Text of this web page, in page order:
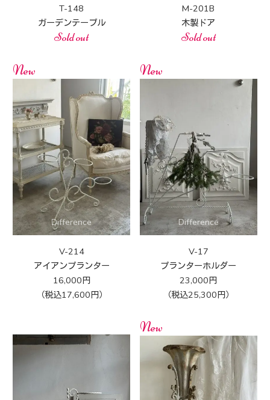
T-148
ガーデンテーブル
Sold out
M-201B
木製ドア
Sold out
New
V-214
アイアンプランター
16,000円
（税込17,600円）
New
V-17
プランターホルダー
23,000円
（税込25,300円）
New